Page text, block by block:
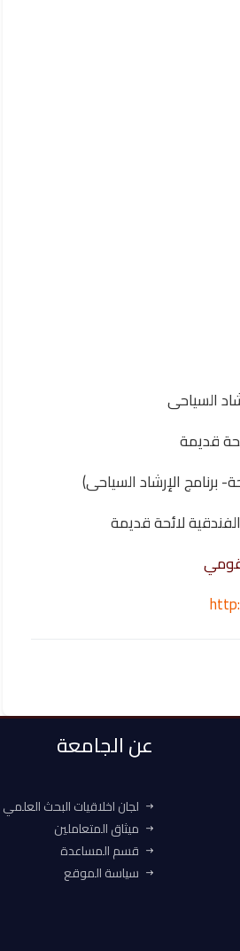
السياحى
قديمة
برنامج الإرشاد السياحى)
لائحة قديمة
عن الجامعة
لجان اخلاقيات البحث العلمي
ميثاق المتعاملين
قسم المساعدة
سياسة الموقع